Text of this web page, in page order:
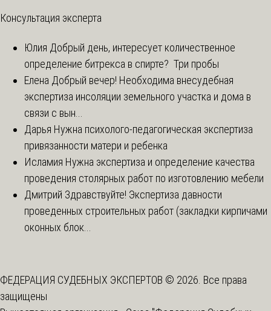
Консультация эксперта
Юлия Добрый день, интересует количественное
определение битрекса в спирте? Три пробы
Елена Добрый вечер! Необходима внесудебная
экспертиза инсоляции земельного участка и дома в
связи с вын...
Дарья Нужна психолого-педагогическая экспертиза
привязанности матери и ребенка
Исламия Нужна экспертиза и определение качества
проведения столярных работ по изготовлению мебели
Дмитрий Здравствуйте! Экспертиза давности
проведенных строительных работ (закладки кирпичами
оконных блок...
ФЕДЕРАЦИЯ СУДЕБНЫХ ЭКСПЕРТОВ © 2026. Все права
защищены